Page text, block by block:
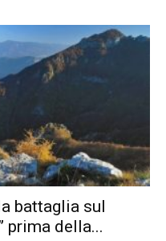
battaglia sul
prima della...